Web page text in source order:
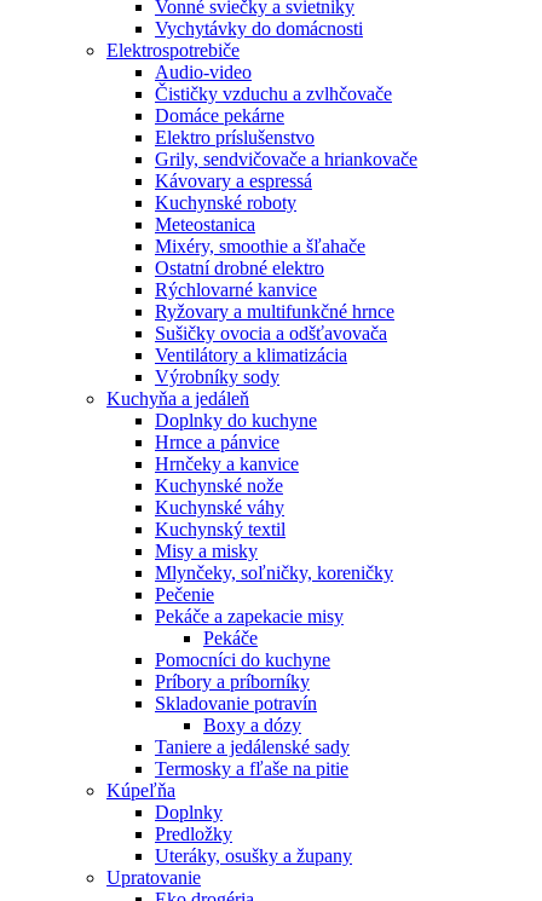
Vonné sviečky a svietniky
Vychytávky do domácnosti
Elektrospotrebiče
Audio-video
Čističky vzduchu a zvlhčovače
Domáce pekárne
Elektro príslušenstvo
Grily, sendvičovače a hriankovače
Kávovary a espressá
Kuchynské roboty
Meteostanica
Mixéry, smoothie a šľahače
Ostatní drobné elektro
Rýchlovarné kanvice
Ryžovary a multifunkčné hrnce
Sušičky ovocia a odšťavovača
Ventilátory a klimatizácia
Výrobníky sody
Kuchyňa a jedáleň
Doplnky do kuchyne
Hrnce a pánvice
Hrnčeky a kanvice
Kuchynské nože
Kuchynské váhy
Kuchynský textil
Misy a misky
Mlynčeky, soľničky, koreničky
Pečenie
Pekáče a zapekacie misy
Pekáče
Pomocníci do kuchyne
Príbory a príborníky
Skladovanie potravín
Boxy a dózy
Taniere a jedálenské sady
Termosky a fľaše na pitie
Kúpeľňa
Doplnky
Predložky
Uteráky, osušky a župany
Upratovanie